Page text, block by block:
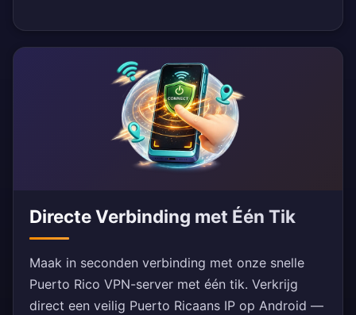
Directe Verbinding met Één Tik
Maak in seconden verbinding met onze snelle
Puerto Rico VPN-server met één tik. Verkrijg
direct een veilig Puerto Ricaans IP op Android —